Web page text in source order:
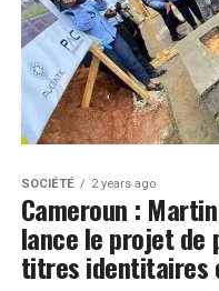
SOCIÉTÉ 2 years ago
Cameroun :
lance le projet de
titres identitaires